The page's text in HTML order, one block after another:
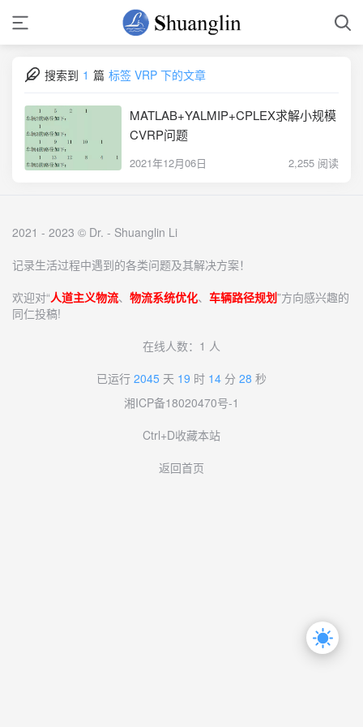
搜索到 1 篇 标签 VRP 下的文章
MATLAB+YALMIP+CPLEX求解小规模
CVRP问题
2021年12月06日 2,255 阅读
2021 - 2023 © Dr. - Shuanglin Li
记录生活过程中遇到的各类问题及其解决方案！
欢迎对“人道主义物流、 物流系统优化、 车辆路径规划”方向感兴趣的
同仁投稿!
在线人数：1 人
已运行 2045 天 19 时 14 分 28 秒
湘ICP备18020470号-1
Ctrl+D收藏本站
返回首页